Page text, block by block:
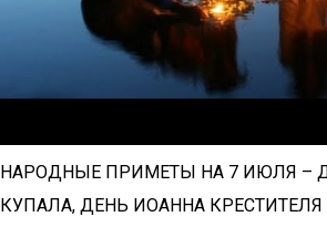
НАРОДНЫЕ ПРИМЕТЫ НА 7 ИЮЛЯ –
КУПАЛА, ДЕНЬ ИОАННА КРЕСТИТЕЛЯ